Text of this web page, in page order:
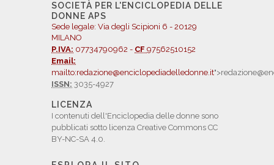
SOCIETÀ PER L'ENCICLOPEDIA DELLE
DONNE APS
Sede legale: Via degli Scipioni 6 - 20129
MILANO
P.IVA: 07734790962 - CF 97562510152
Email:
mailto:redazione@enciclopediadelledonne.it
ISSN: 3035-4927
LICENZA
I contenuti dell'Enciclopedia delle donne sono
pubblicati sotto licenza Creative Commons CC
BY-NC-SA 4.0.